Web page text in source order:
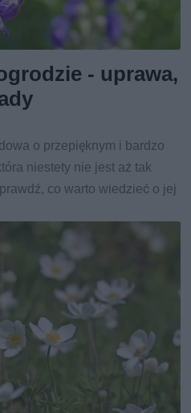
- uprawa,
o przepięknym i bardzo
niestety nie jest aż tak
co warto wiedzieć o jej